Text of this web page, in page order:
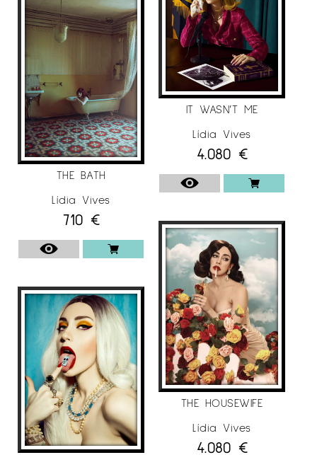
THE BATH
Lídia Vives
710 €
IT WASN’T ME
Lídia Vives
4.080 €
THE HOUSEWIFE
Lídia Vives
4.080 €